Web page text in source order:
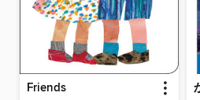
Friends